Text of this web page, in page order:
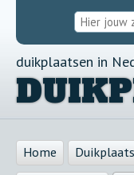
duikplaatsen in
Home